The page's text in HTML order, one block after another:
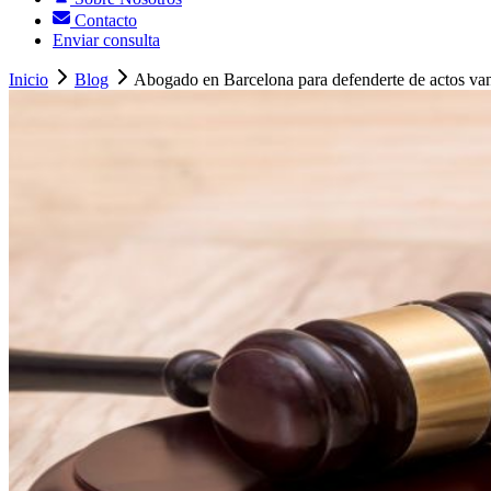
Contacto
Enviar consulta
Inicio Blog Abogado en Barcelona para defenderte de actos